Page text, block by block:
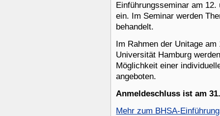
Einführungsseminar am
ein. Im Seminar werden
behandelt.
Im Rahmen der Unitage
Universität Hamburg
Möglichkeit einer
angeboten.
Anmeldeschluss ist am
Mehr zum BHSA-